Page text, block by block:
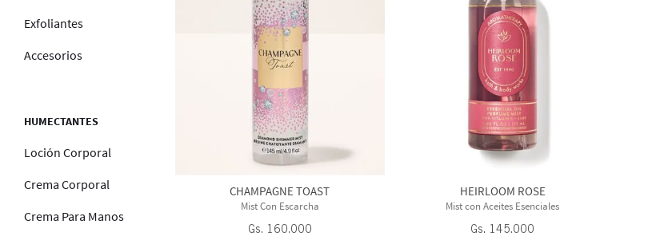
Exfoliantes
Accesorios
HUMECTANTES
Loción Corporal
Crema Corporal
Crema Para Manos
CHAMPAGNE TOAST
Mist Con Escarcha
Gs. 160.000
HEIRLOOM ROSE
Mist con Aceites Esenciales
Gs. 145.000